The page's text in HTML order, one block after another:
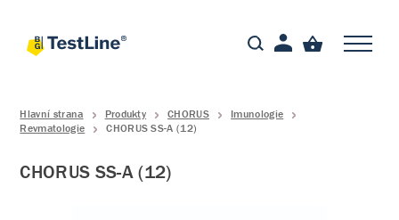
Hlavní strana Produkty CHORUS
Imunologie
Revmatologie
CHORUS SS-A (12)
CHORUS SS-A (12)